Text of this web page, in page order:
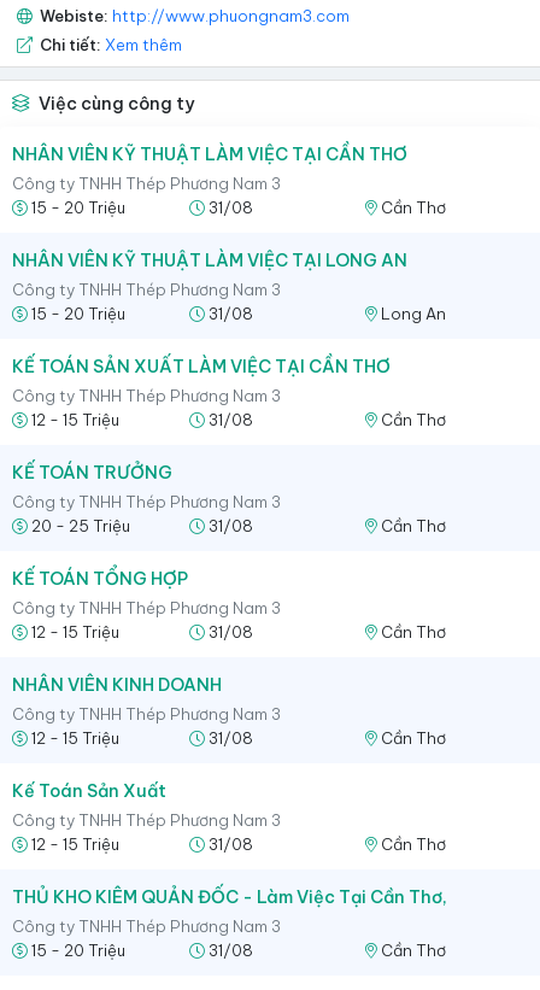
Webiste: http://www.phuongnam3.com
Chi tiết: Xem thêm
Việc cùng công ty
NHÂN VIÊN KỸ THUẬT LÀM VIỆC TẠI CẦN THƠ
Công ty TNHH Thép Phương Nam 3
15 - 20 Triệu
31/08 Cần Thơ
NHÂN VIÊN KỸ THUẬT LÀM VIỆC TẠI LONG AN
Công ty TNHH Thép Phương Nam 3
15 - 20 Triệu
31/08 Long An
KẾ TOÁN SẢN XUẤT LÀM VIỆC TẠI CẦN THƠ
Công ty TNHH Thép Phương Nam 3
12 - 15 Triệu
31/08 Cần Thơ
KẾ TOÁN TRƯỞNG
Công ty TNHH Thép Phương Nam 3
20 - 25 Triệu
31/08 Cần Thơ
KẾ TOÁN TỔNG HỢP
Công ty TNHH Thép Phương Nam 3
12 - 15 Triệu
31/08 Cần Thơ
NHÂN VIÊN KINH DOANH
Công ty TNHH Thép Phương Nam 3
12 - 15 Triệu
31/08 Cần Thơ
Kế Toán Sản Xuất
Công ty TNHH Thép Phương Nam 3
12 - 15 Triệu
31/08 Cần Thơ
THỦ KHO KIÊM QUẢN ĐỐC - Làm Việc Tại Cần Thơ,
Công ty TNHH Thép Phương Nam 3
15 - 20 Triệu
31/08 Cần Thơ